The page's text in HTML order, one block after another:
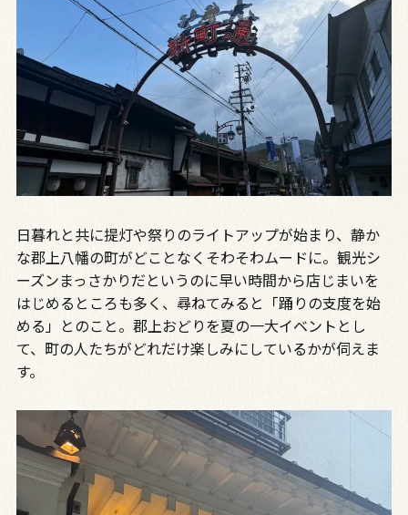
日暮れと共に提灯や祭りのライトアップが始まり、静か
な郡上八幡の町がどことなくそわそわムードに。観光シ
ーズンまっさかりだというのに早い時間から店じまいを
はじめるところも多く、尋ねてみると「踊りの支度を始
める」とのこと。郡上おどりを夏の一大イベントとし
て、町の人たちがどれだけ楽しみにしているかが伺えま
す。